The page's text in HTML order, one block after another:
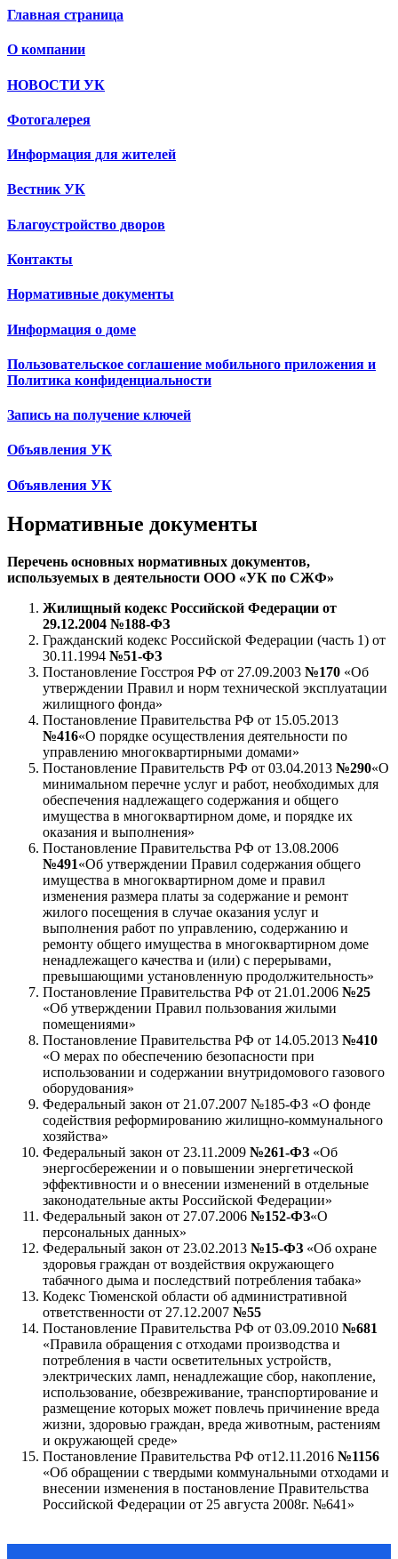
Главная страница
О компании
НОВОСТИ УК
Фотогалерея
Информация для жителей
Вестник УК
Благоустройство дворов
Контакты
Нормативные документы
Информация о доме
Пользовательское соглашение мобильного приложения и
Политика конфиденциальности
Запись на получение ключей
Объявления УК
Объявления УК
Нормативные документы
Перечень основных нормативных документов,
используемых в деятельности ООО «УК по СЖФ»
Жилищный кодекс Российской Федерации от
29.12.2004 №188-ФЗ
Гражданский кодекс Российской Федерации (часть 1) от
30.11.1994 №51-ФЗ
Постановление Госстроя РФ от 27.09.2003 №170 «Об
утверждении Правил и норм технической эксплуатации
жилищного фонда»
Постановление Правительства РФ от 15.05.2013
№416«О порядке осуществления деятельности по
управлению многоквартирными домами»
Постановление Правительств РФ от 03.04.2013 №290«О
минимальном перечне услуг и работ, необходимых для
обеспечения надлежащего содержания и общего
имущества в многоквартирном доме, и порядке их
оказания и выполнения»
Постановление Правительства РФ от 13.08.2006
№491«Об утверждении Правил содержания общего
имущества в многоквартирном доме и правил
изменения размера платы за содержание и ремонт
жилого посещения в случае оказания услуг и
выполнения работ по управлению, содержанию и
ремонту общего имущества в многоквартирном доме
ненадлежащего качества и (или) с перерывами,
превышающими установленную продолжительность»
Постановление Правительства РФ от 21.01.2006 №25
«Об утверждении Правил пользования жилыми
помещениями»
Постановление Правительства РФ от 14.05.2013 №410
«О мерах по обеспечению безопасности при
использовании и содержании внутридомового газового
оборудования»
Федеральный закон от 21.07.2007 №185-ФЗ «О фонде
содействия реформированию жилищно-коммунального
хозяйства»
Федеральный закон от 23.11.2009 №261-ФЗ «Об
энергосбережении и о повышении энергетической
эффективности и о внесении изменений в отдельные
законодательные акты Российской Федерации»
Федеральный закон от 27.07.2006 №152-ФЗ«О
персональных данных»
Федеральный закон от 23.02.2013 №15-ФЗ «Об охране
здоровья граждан от воздействия окружающего
табачного дыма и последствий потребления табака»
Кодекс Тюменской области об административной
ответственности от 27.12.2007 №55
Постановление Правительства РФ от 03.09.2010 №681
«Правила обращения с отходами производства и
потребления в части осветительных устройств,
электрических ламп, ненадлежащие сбор, накопление,
использование, обезвреживание, транспортирование и
размещение которых может повлечь причинение вреда
жизни, здоровью граждан, вреда животным, растениям
и окружающей среде»
Постановление Правительства РФ от12.11.2016 №1156
«Об обращении с твердыми коммунальными отходами и
внесении изменения в постановление Правительства
Российской Федерации от 25 августа 2008г. №641»